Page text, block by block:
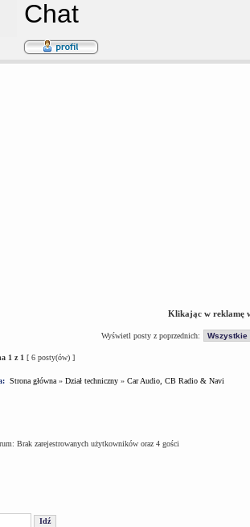
Chat
Klikając w reklamę
Wyświetl posty z poprzednich:
1 z 1 [ 6 posty(ów) ]
Strona główna » Dział techniczny » Car Audio, CB Radio & Navi
Brak zarejestrowanych użytkowników oraz 4 gości